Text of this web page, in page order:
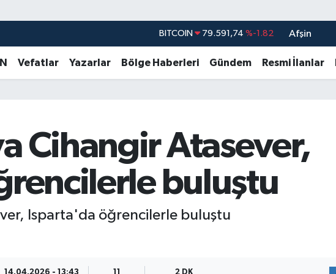
DOLAR 45,43620 %0.02
EURO 53,38690 %0.19
STERLİN 61,60380 %0.18
Afşin
Vefatlar Yazarlar Bölge Haberleri Gündem Resmi İlanlar
Cihangir Atasever,
buluştu
Isparta'da öğrencilerle buluştu
14.04.2026 - 13:43 11 2 DK